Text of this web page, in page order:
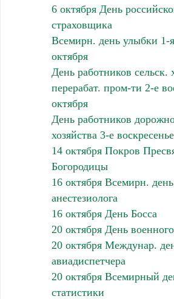
6 октября День
страховщика
Всемирн. день улыбки 1-
октября
День работников сельск.
перерабат. пром-ти 2-е
октября
День работников
хозяйства 3-е
14 октября Покров
Богородицы
16 октября Всемирн. день
анестезиолога
16 октября День Босса
20 октября День
20 октября Междунар.
авиадиспетчера
20 октября Всемирный
статистики